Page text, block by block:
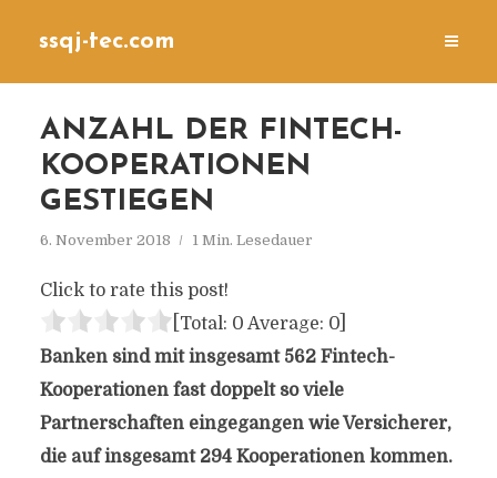
ssqj-tec.com
ANZAHL DER FINTECH-
KOOPERATIONEN
GESTIEGEN
6. November 2018 1 Min. Lesedauer
Click to rate this post!
[Total: 0 Average: 0]
Banken sind mit insgesamt 562 Fintech-
Kooperationen fast doppelt so viele
Partnerschaften eingegangen wie Versicherer,
die auf insgesamt 294 Kooperationen kommen.